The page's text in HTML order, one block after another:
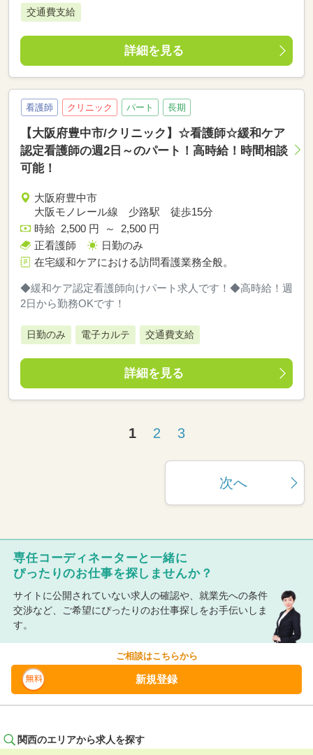
交通費支給
詳細を見る
看護師 クリニック パート 長期
【大阪府豊中市/クリニック】☆看護師☆緩和ケア
認定看護師の週2日～のパート！高時給！時間相談
可能！
大阪府豊中市
大阪モノレール線 少路駅 徒歩15分
時給 2,500 円 ～ 2,500 円
正看護師
日勤のみ
在宅緩和ケアにおける訪問看護業務全般。
◆緩和ケア認定看護師向けパート求人です！◆高時給！週
2日から勤務OKです！
日勤のみ 電子カルテ 交通費支給
詳細を見る
1 2 3
次へ
専任コーディネーターと一緒に
ぴったりのお仕事を探しませんか？
サイトに公開されていない求人の確認や、就業先への条件
交渉など、ご希望にぴったりのお仕事探しをお手伝いしま
す。
ご相談はこちらから
新規登録
関西のエリアから求人を探す